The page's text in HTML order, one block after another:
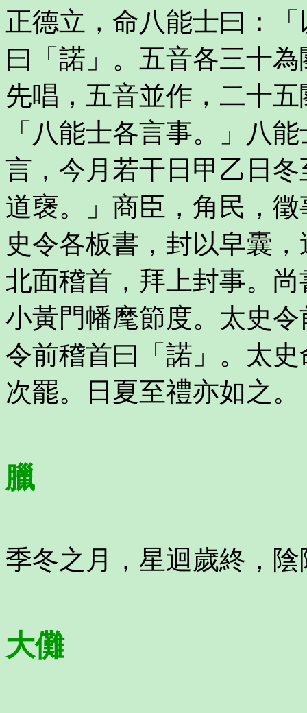
正德立，命八能士曰：
曰「諾」。五音各三十
先唱，五音並作，二十
「八能士各言事。」八
言，今月若干日甲乙日
道襃。」商臣，角民，
史令各板書，封以皁囊
北面稽首，拜上封事。
小黃門幡麾節度。太史
令前稽首曰「諾」。太
次罷。日夏至禮亦如之。
臘
季冬之月，星迴歲終，
大儺